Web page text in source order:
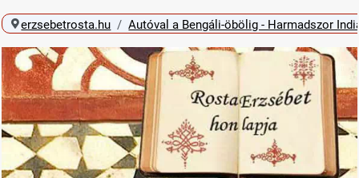
erzsebetrosta.hu Autóval a Bengáli-öbölig - Harmadszor